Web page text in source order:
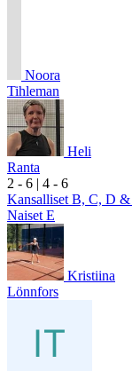
Noora
Tihleman
Heli
Ranta
2 - 6 | 4 - 6
Kansalliset B, C, D
Naiset E
Kristiina
Lönnfors